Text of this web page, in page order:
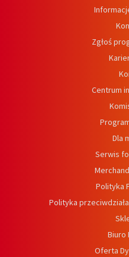
Zgłoś
Centrum
Dla
Serwis
Polityka
Polityka
Biuro
Oferta